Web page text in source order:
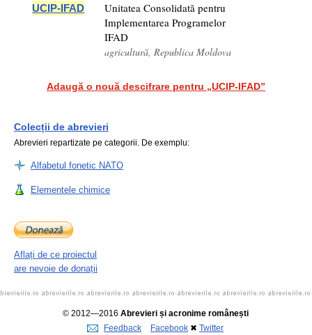
UCIP-IFAD
Unitatea Consolidată pentru
Implementarea Programelor
IFAD
agricultură, Republica Moldova
Adaugă o nouă descifrare pentru „UCIP-IFAD”
Colecții de abrevieri
Abrevieri repartizate pe categorii. De exemplu:
Alfabetul fonetic NATO
Elementele chimice
Aflați de ce proiectul
are nevoie de donații
© 2012—2016 Abrevieri și acronime românești
Feedback
Facebook ✖ Twitter